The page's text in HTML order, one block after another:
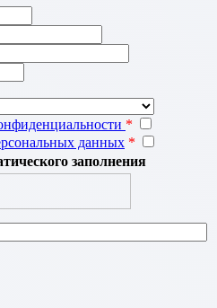
*
данных *
заполнения